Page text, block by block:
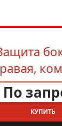
По
КУПИТЬ